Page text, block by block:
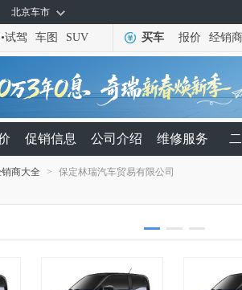
北京车市
•试驾 车图 SUV 买车 报价 经销商
促销信息 公司介绍 维修服务
销商大全 > 保定林瑞汽车贸易有限公司